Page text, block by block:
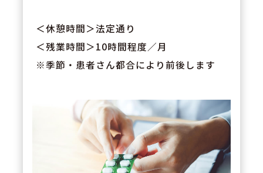
＜休憩時間＞法定通り
＜残業時間＞10時間程度／月
※季節・患者さん都合により前後します